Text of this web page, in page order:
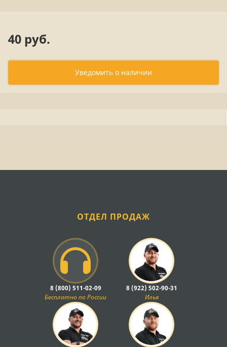
40 руб.
Уведомить о наличии
ОТДЕЛ ПРОДАЖ
8 (800) 511-02-09
Бесплатно по России
8 (922) 502-90-31
Илья